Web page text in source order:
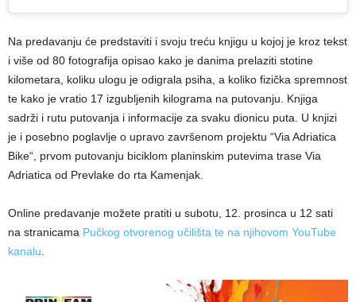
Na predavanju će predstaviti i svoju treću knjigu u kojoj je kroz tekst
i više od 80 fotografija opisao kako je danima prelaziti stotine
kilometara, koliku ulogu je odigrala psiha, a koliko fizička spremnost
te kako je vratio 17 izgubljenih kilograma na putovanju. Knjiga
sadrži i rutu putovanja i informacije za svaku dionicu puta. U knjizi
je i posebno poglavlje o upravo završenom projektu “Via Adriatica
Bike“, prvom putovanju biciklom planinskim putevima trase Via
Adriatica od Prevlake do rta Kamenjak.
Online predavanje možete pratiti u subotu, 12. prosinca u 12 sati
na stranicama Pučkog otvorenog učilišta te na njihovom YouTube
kanalu